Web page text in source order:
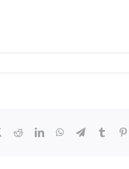
RedditLinkedInWhatsApp
TelegramTumblr